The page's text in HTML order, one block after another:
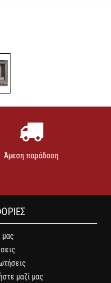
Άμεση παράδοση
μας
μαζί μας